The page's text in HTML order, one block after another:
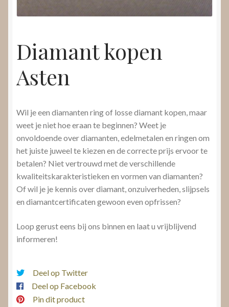
Diamant kopen
Asten
Wil je een diamanten ring of losse diamant kopen, maar
weet je niet hoe eraan te beginnen? Weet je
onvoldoende over diamanten, edelmetalen en ringen om
het juiste juweel te kiezen en de correcte prijs ervoor te
betalen? Niet vertrouwd met de verschillende
kwaliteitskarakteristieken en vormen van diamanten?
Of wil je je kennis over diamant, onzuiverheden, slijpsels
en diamantcertificaten gewoon even opfrissen?
Loop gerust eens bij ons binnen en laat u vrijblijvend
informeren!
Deel op Twitter
Deel op Facebook
Pin dit product